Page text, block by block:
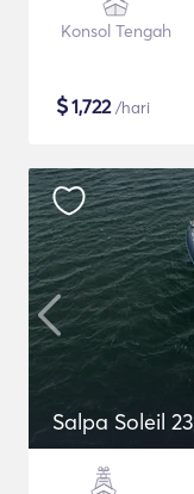
Konsol Tengah
$1,722/hari
Salpa Soleil 23